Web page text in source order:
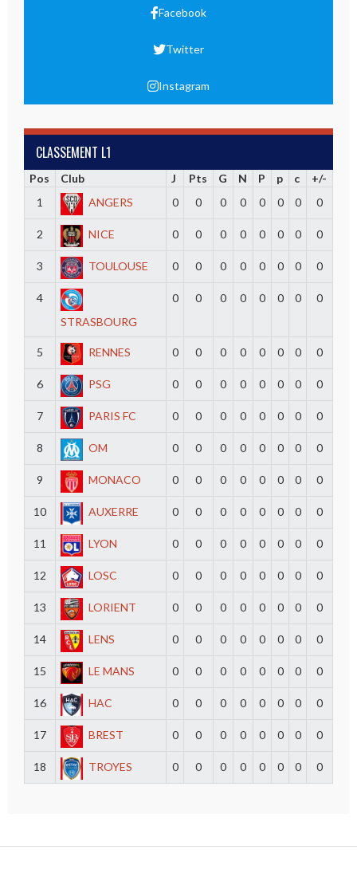
Facebook
Twitter
Instagram
CLASSEMENT L1
Pos Club J Pts G N P p c
+/-
1
ANGERS 0 0 0 0 0 0 0 0
2 NICE 0 0 0 0 0 0 0 0
3 TOULOUSE 0 0 0 0 0 0 0 0
4
STRASBOURG
0 0 0 0 0 0 0 0
5 RENNES 0 0 0 0 0 0 0 0
6 PSG 0 0 0 0 0 0 0 0
7 PARIS FC 0 0 0 0 0 0 0 0
8 OM 0 0 0 0 0 0 0 0
9 MONACO 0 0 0 0 0 0 0 0
10 AUXERRE 0 0 0 0 0 0 0 0
11 LYON 0 0 0 0 0 0 0 0
12 LOSC 0 0 0 0 0 0 0 0
13 LORIENT 0 0 0 0 0 0 0 0
14 LENS 0 0 0 0 0 0 0 0
15 LE MANS 0 0 0 0 0 0 0 0
16 HAC 0 0 0 0 0 0 0 0
17 BREST 0 0 0 0 0 0 0 0
18 TROYES 0 0 0 0 0 0 0 0